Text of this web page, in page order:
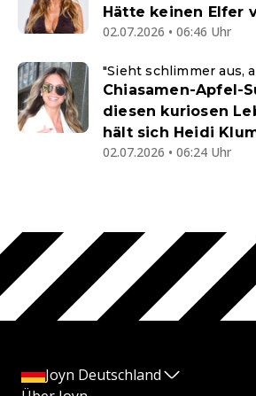
Hätte keinen Elfer
02.07.2026 • 06:46 Uhr
"Sieht schlimmer aus,
Chiasamen-Apfel-
diesen kuriosen
hält sich Heidi
02.07.2026 • 06:24 Uhr
Joyn Deutschland